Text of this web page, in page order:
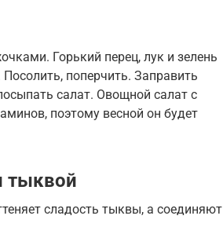
Горький перец, лук и зелень
поперчить. Заправить
салат. Овощной салат с
поэтому весной он будет
тыквой
сладость тыквы, а соединяют